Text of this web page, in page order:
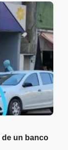
de un banco